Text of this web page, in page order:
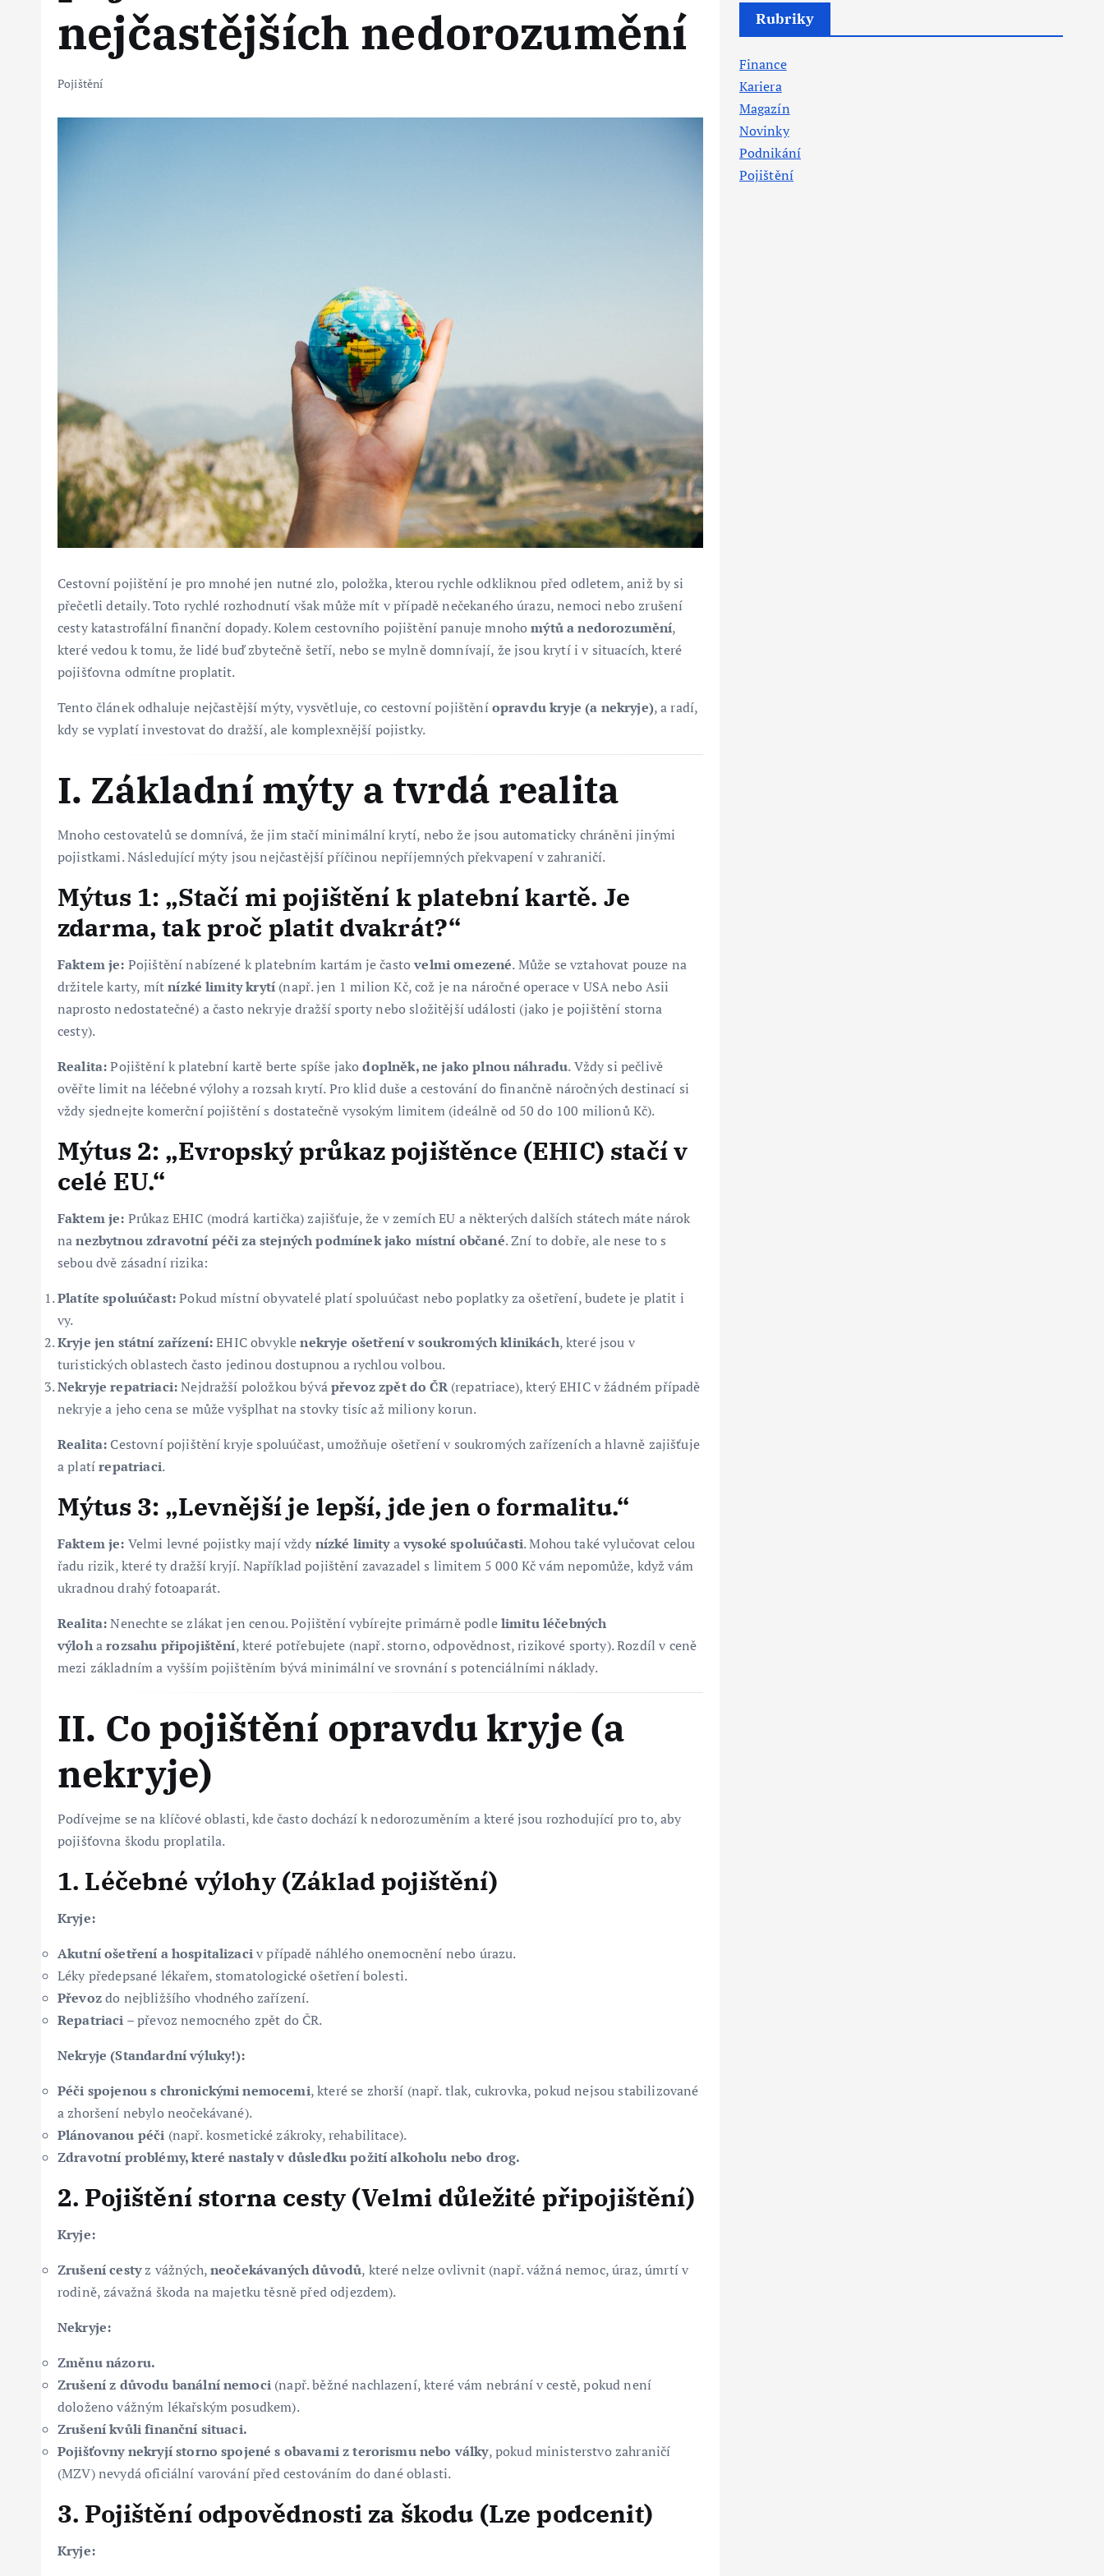
nejčastějších nedorozumění
Pojištění
Cestovní pojištění je pro mnohé jen nutné zlo, položka, kterou rychle odkliknou před odletem, aniž by si
přečetli detaily. Toto rychlé rozhodnutí však může mít v případě nečekaného úrazu, nemoci nebo zrušení
cesty katastrofální finanční dopady. Kolem cestovního pojištění panuje mnohomýtů a nedorozumění,
které vedou k tomu, že lidé buď zbytečně šetří, nebo se mylně domnívají, že jsou krytí i v situacích, které
pojišťovna odmítne proplatit.
Tento článek odhaluje nejčastější mýty, vysvětluje, co cestovní pojištěníopravdu kryje (a nekryje), a radí,
kdy se vyplatí investovat do dražší, ale komplexnější pojistky.
I. Základní mýty a tvrdá realita
Mnoho cestovatelů se domnívá, že jim stačí minimální krytí, nebo že jsou automaticky chráněni jinými
pojistkami. Následující mýty jsou nejčastější příčinou nepříjemných překvapení v zahraničí.
Mýtus 1: „Stačí mi pojištění k platební kartě. Je
zdarma, tak proč platit dvakrát?“
Faktem je: Pojištění nabízené k platebním kartám je častovelmi omezené. Může se vztahovat pouze na
držitele karty, mítnízké limity krytí (např. jen 1 milion Kč, což je na náročné operace v USA nebo Asii
naprosto nedostatečné) a často nekryje dražší sporty nebo složitější události (jako je pojištění storna
cesty).
Realita:Pojištění k platební kartě berte spíše jakodoplněk, ne jako plnou náhradu. Vždy si pečlivě
ověřte limit na léčebné výlohy a rozsah krytí. Pro klid duše a cestování do finančně náročných destinací si
vždy sjednejte komerční pojištění s dostatečně vysokým limitem (ideálně od 50 do 100 milionů Kč).
Mýtus 2: „Evropský průkaz pojištěnce (EHIC) stačí v
celé EU.“
Faktem je: Průkaz EHIC (modrá kartička) zajišťuje, že v zemích EU a některých dalších státech máte nárok
nanezbytnou zdravotní péči za stejných podmínek jako místní občané. Zní to dobře, ale nese to s
sebou dvě zásadní rizika:
Platíte spoluúčast:Pokud místní obyvatelé platí spoluúčast nebo poplatky za ošetření, budete je platit i
vy.
Kryje jen státní zařízení:EHIC obvyklenekryje ošetření v soukromých klinikách, které jsou v
turistických oblastech často jedinou dostupnou a rychlou volbou.
Nekryje repatriaci:Nejdražší položkou bývápřevoz zpět do ČR(repatriace), který EHIC v žádném případě
nekryje a jeho cena se může vyšplhat na stovky tisíc až miliony korun.
Realita: Cestovní pojištění kryje spoluúčast, umožňuje ošetření v soukromých zařízeních a hlavně zajišťuje
a platírepatriaci.
Mýtus 3: „Levnější je lepší, jde jen o formalitu.“
Faktem je: Velmi levné pojistky mají vždy nízké limityavysoké spoluúčasti. Mohou také vylučovat celou
řadu rizik, které ty dražší kryjí. Například pojištění zavazadel s limitem 5 000 Kč vám nepomůže, když vám
ukradnou drahý fotoaparát.
Realita:Nenechte se zlákat jen cenou. Pojištění vybírejte primárně podlelimitu léčebných
výloharozsahu připojištění, které potřebujete (např. storno, odpovědnost, rizikové sporty). Rozdíl v ceně
mezi základním a vyšším pojištěním bývá minimální ve srovnání s potenciálními náklady.
II. Co pojištění opravdu kryje (a
nekryje)
Podívejme se na klíčové oblasti, kde často dochází k nedorozuměním a které jsou rozhodující pro to, aby
pojišťovna škodu proplatila.
1. Léčebné výlohy (Základ pojištění)
Kryje:
Akutní ošetření a hospitalizaciv případě náhlého onemocnění nebo úrazu.
Léky předepsané lékařem, stomatologické ošetření bolesti.
Převozdo nejbližšího vhodného zařízení.
Repatriaci – převoz nemocného zpět do ČR.
Nekryje (Standardní výluky!):
Péči spojenou s chronickými nemocemi, které se zhorší (např. tlak, cukrovka, pokud nejsou stabilizované
a zhoršení nebylo neočekávané).
Plánovanou péči (např. kosmetické zákroky, rehabilitace).
Zdravotní problémy, které nastaly v důsledku požití alkoholu nebo drog.
2. Pojištění storna cesty (Velmi důležité připojištění)
Kryje:
Zrušení cestyz vážných,neočekávaných důvodů, které nelze ovlivnit (např. vážná nemoc, úraz, úmrtí v
rodině, závažná škoda na majetku těsně před odjezdem).
Nekryje:
Změnu názoru.
Zrušení z důvodu banální nemoci(např. běžné nachlazení, které vám nebrání v cestě, pokud není
doloženo vážným lékařským posudkem).
Zrušení kvůli finanční situaci.
Pojišťovny nekryjí storno spojené s obavami z terorismu nebo války, pokud ministerstvo zahraničí
(MZV) nevydá oficiální varování před cestováním do dané oblasti.
3. Pojištění odpovědnosti za škodu (Lze podcenit)
Kryje:
Rubriky
Finance
Kariera
Magazín
Novinky
Podnikání
Pojištění